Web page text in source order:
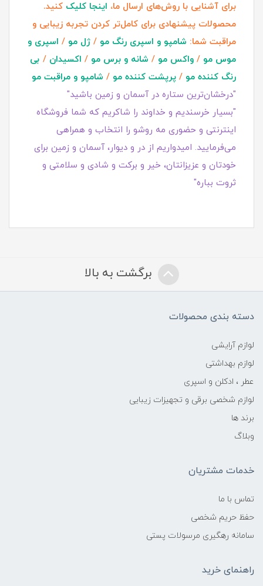
برای آشنایی با روش‌های ارسال ما، اینجا کلیک کنید.
محصولات پیشنهادی برای کامل‌تر کردن تجربه زیبایی و
مراقبت شما: شامپو و اسپری رنگ مو / ژل مو / اسپری و
موس مو / واکس مو / شانه و برس مو / اکسیدان / بی
رنگ کننده مو / پرپشت کننده مو / شامپو و مراقبت مو
"درخشان‌ترین ستاره در آسمان و زمین باشید"
"بسیار خرسندیم و خداوند را شاکریم که شما فروشگاه
اینترنتی و حضوری مه روشو را انتخاب و همراهی
می‌فرمایید. امیدواریم از در و دیوار، آسمان و زمین برای
خودتان و عزیزانتان، خیر و برکت و شادی و سلامتی و
ثروت بباره"
برگشت به بالا
دسته بندی محصولات
لوازم آرایشی
لوازم بهداشتی
عطر ، ادکلن و اسپری
لوازم شخصی برقی و تجهیزات زیبایی
برند ها
وبلاگ
خدمات مشتریان
تماس با ما
حفظ حریم شخصی
سامانه رهگیری مرسولات پستی
راهنمای خرید